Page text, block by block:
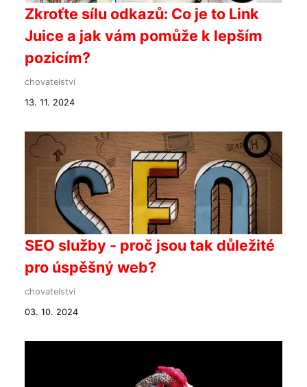
Zkroťte sílu odkazů: Co je to Link
Juice a jak vám pomůže k lepším
pozicím?
chovatelství
13. 11. 2024
SEO služby - proč jsou tak důležité
pro úspěšný web?
chovatelství
03. 10. 2024